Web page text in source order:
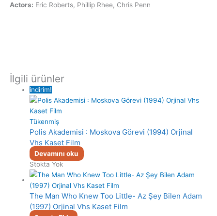
Actors: Eric Roberts, Phillip Rhee, Chris Penn
İlgili ürünler
indirim!
Tükenmiş
Polis Akademisi : Moskova Görevi (1994) Orjinal
Vhs Kaset Film
Devamını oku
Stokta Yok
The Man Who Knew Too Little- Az Şey Bilen Adam
(1997) Orjinal Vhs Kaset Film